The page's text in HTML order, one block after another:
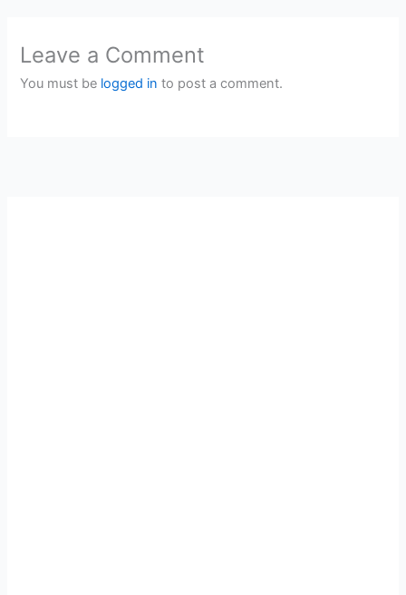
Leave a Comment
You must be logged in to post a comment.